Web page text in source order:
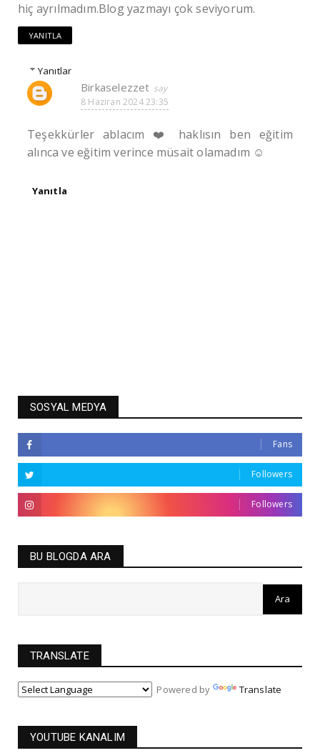
hiç ayrılmadım.Blog yazmayı çok seviyorum.
YANITLA
Yanıtlar
Birkaselezzet
8 Haziran 2024 23:35
Teşekkürler ablacım ❤️ haklısın ben eğitim
alınca ve eğitim verince müsait olamadım ☺️
Yanıtla
SOSYAL MEDYA
Fans
Followers
Followers
BU BLOGDA ARA
TRANSLATE
Powered by Translate
YOUTUBE KANALIM